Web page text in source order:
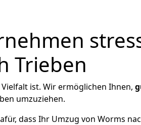
Trieben
ist. Wir ermöglichen Ihnen,
umzuziehen.
dass Ihr Umzug von Worms